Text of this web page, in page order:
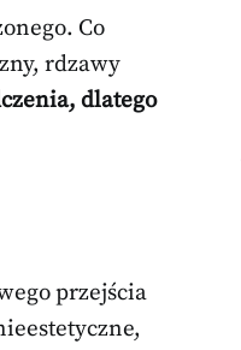
Co
rdzawy
dlatego
przejścia